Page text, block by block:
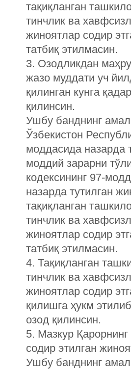
тақиқланган
тинчлик ва
жиноятлар содир
татбиқ этилмасин.
3. Озодликдан
жазо муддати уч
қилинган кунга
қилинсин.
Ушбу банднинг
Ўзбекистон
моддасида назарда
моддий зарарни
кодексининг ­97-
назарда тутилган
тақиқланган
тинчлик ва
жиноятлар содир
татбиқ этилмасин.
4. Тақиқланган
тинчлик ва
жиноятлар содир
қилишга ҳукм
озод қилинсин.
5. Мазкур
содир этилган
Ушбу банднинг